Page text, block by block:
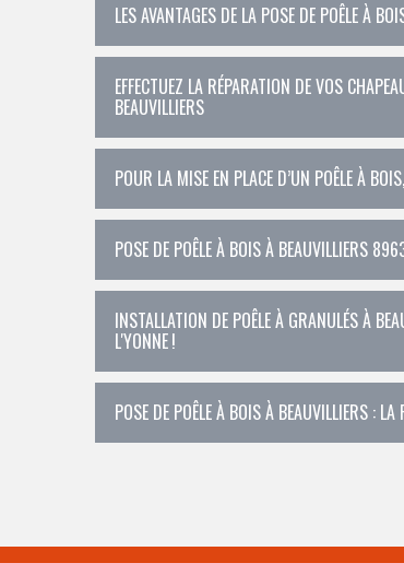
LES AVANTAGES DE LA POSE DE POÊLE À
EFFECTUEZ LA RÉPARATION DE VOS
BEAUVILLIERS
POUR LA MISE EN PLACE D’UN POÊLE À
POSE DE POÊLE À BOIS À BEAUVILLIERS
INSTALLATION DE POÊLE À GRANULÉS À
L'YONNE !
POSE DE POÊLE À BOIS À BEAUVILLIERS : LA